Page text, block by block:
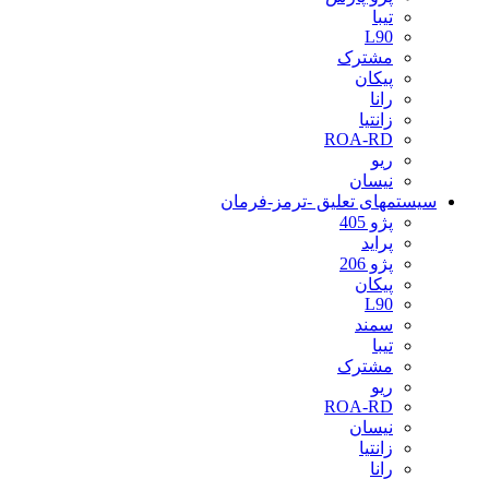
تیبا
L90
مشترک
پیکان
رانا
زانتیا
ROA-RD
ریو
نیسان
سیستمهای تعلیق -ترمز-فرمان
پژو 405
پراید
پژو 206
پیکان
L90
سمند
تیبا
مشترک
ریو
ROA-RD
نیسان
زانتیا
رانا